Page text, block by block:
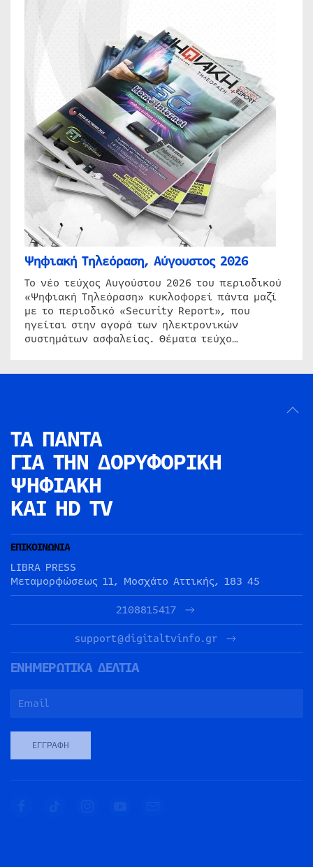
Ψηφιακή Τηλεόραση, Αύγουστος 2026
Το νέο τεύχος Αυγούστου 2026 του περιοδικού
«Ψηφιακή Τηλεόραση» κυκλοφορεί πάντα μαζί
με το περιοδικό «Security Report», που
ηγείται στην αγορά των ηλεκτρονικών
συστημάτων ασφαλείας. Θέματα τεύχο…
ΤΑ ΠΑΝΤΑ
ΓΙΑ ΤΗΝ ΔΟΡΥΦΟΡΙΚΗ
ΨΗΦΙΑΚΗ
ΚΑΙ HD TV
ΕΠΙΚΟΙΝΩΝΙΑ
LIBRA PRESS
Μεταμορφώσεως 11, Μοσχάτο Αττικής, 183 45
2108815417
support@digitaltvinfo.gr
ΕΝΗΜΕΡΩΤΙΚΑ ΔΕΛΤΙΑ
ΕΓΓΡΑΦΉ